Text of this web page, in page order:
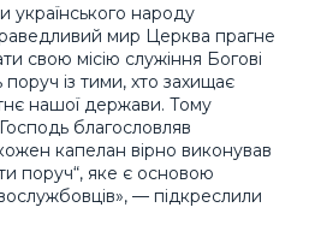
українського народу
мир Церква прагне
свою місію служіння Богові
із тими, хто захищає
нашої держави. Тому
благословляв
капелан вірно виконував
поруч“, яке є основою
— підкреслили